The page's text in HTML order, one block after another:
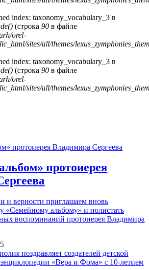
index: taxonomy_vocabulary_3 в
(строка 90 в файле
orel-
sites/all/themes/
index: taxonomy_vocabulary_3 в
(строка 90 в файле
orel-
sites/all/themes/
протоиерея
и верности приглашаем вновь
«Семейному альбому» и полистать
воспоминаний протоиерея Владимира